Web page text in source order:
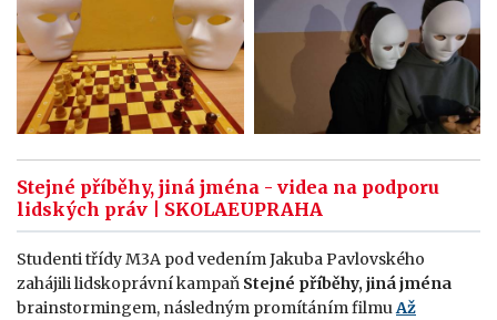
Stejné příběhy, jiná jména - videa na podporu
lidských práv | SKOLAEUPRAHA
Studenti třídy M3A pod vedením Jakuba Pavlovského
zahájili lidskoprávní kampaň Stejné příběhy, jiná jména
brainstormingem, následným promítáním filmuAž